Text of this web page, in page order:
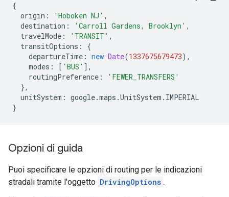
{
origin : 'Hoboken NJ' ,
destination : 'Carroll Gardens, Brooklyn' ,
travelMode : 'TRANSIT' ,
transitOptions :
{
departureTime : new Date(1337675679473),
modes : [ 'BUS' ],
routingPreference :
'FEWER_TRANSFERS'
},
unitSystem : google.maps .UnitSystem . IMPERIAL
}
Opzioni di guida
Puoi specificare le opzioni di routing per le indicazioni
stradali tramite l'oggetto DrivingOptions .